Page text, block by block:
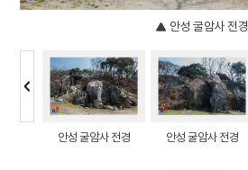
9 심회
안성 굴암사 전경
안성 굴암사 전경 안성 굴암사 전경